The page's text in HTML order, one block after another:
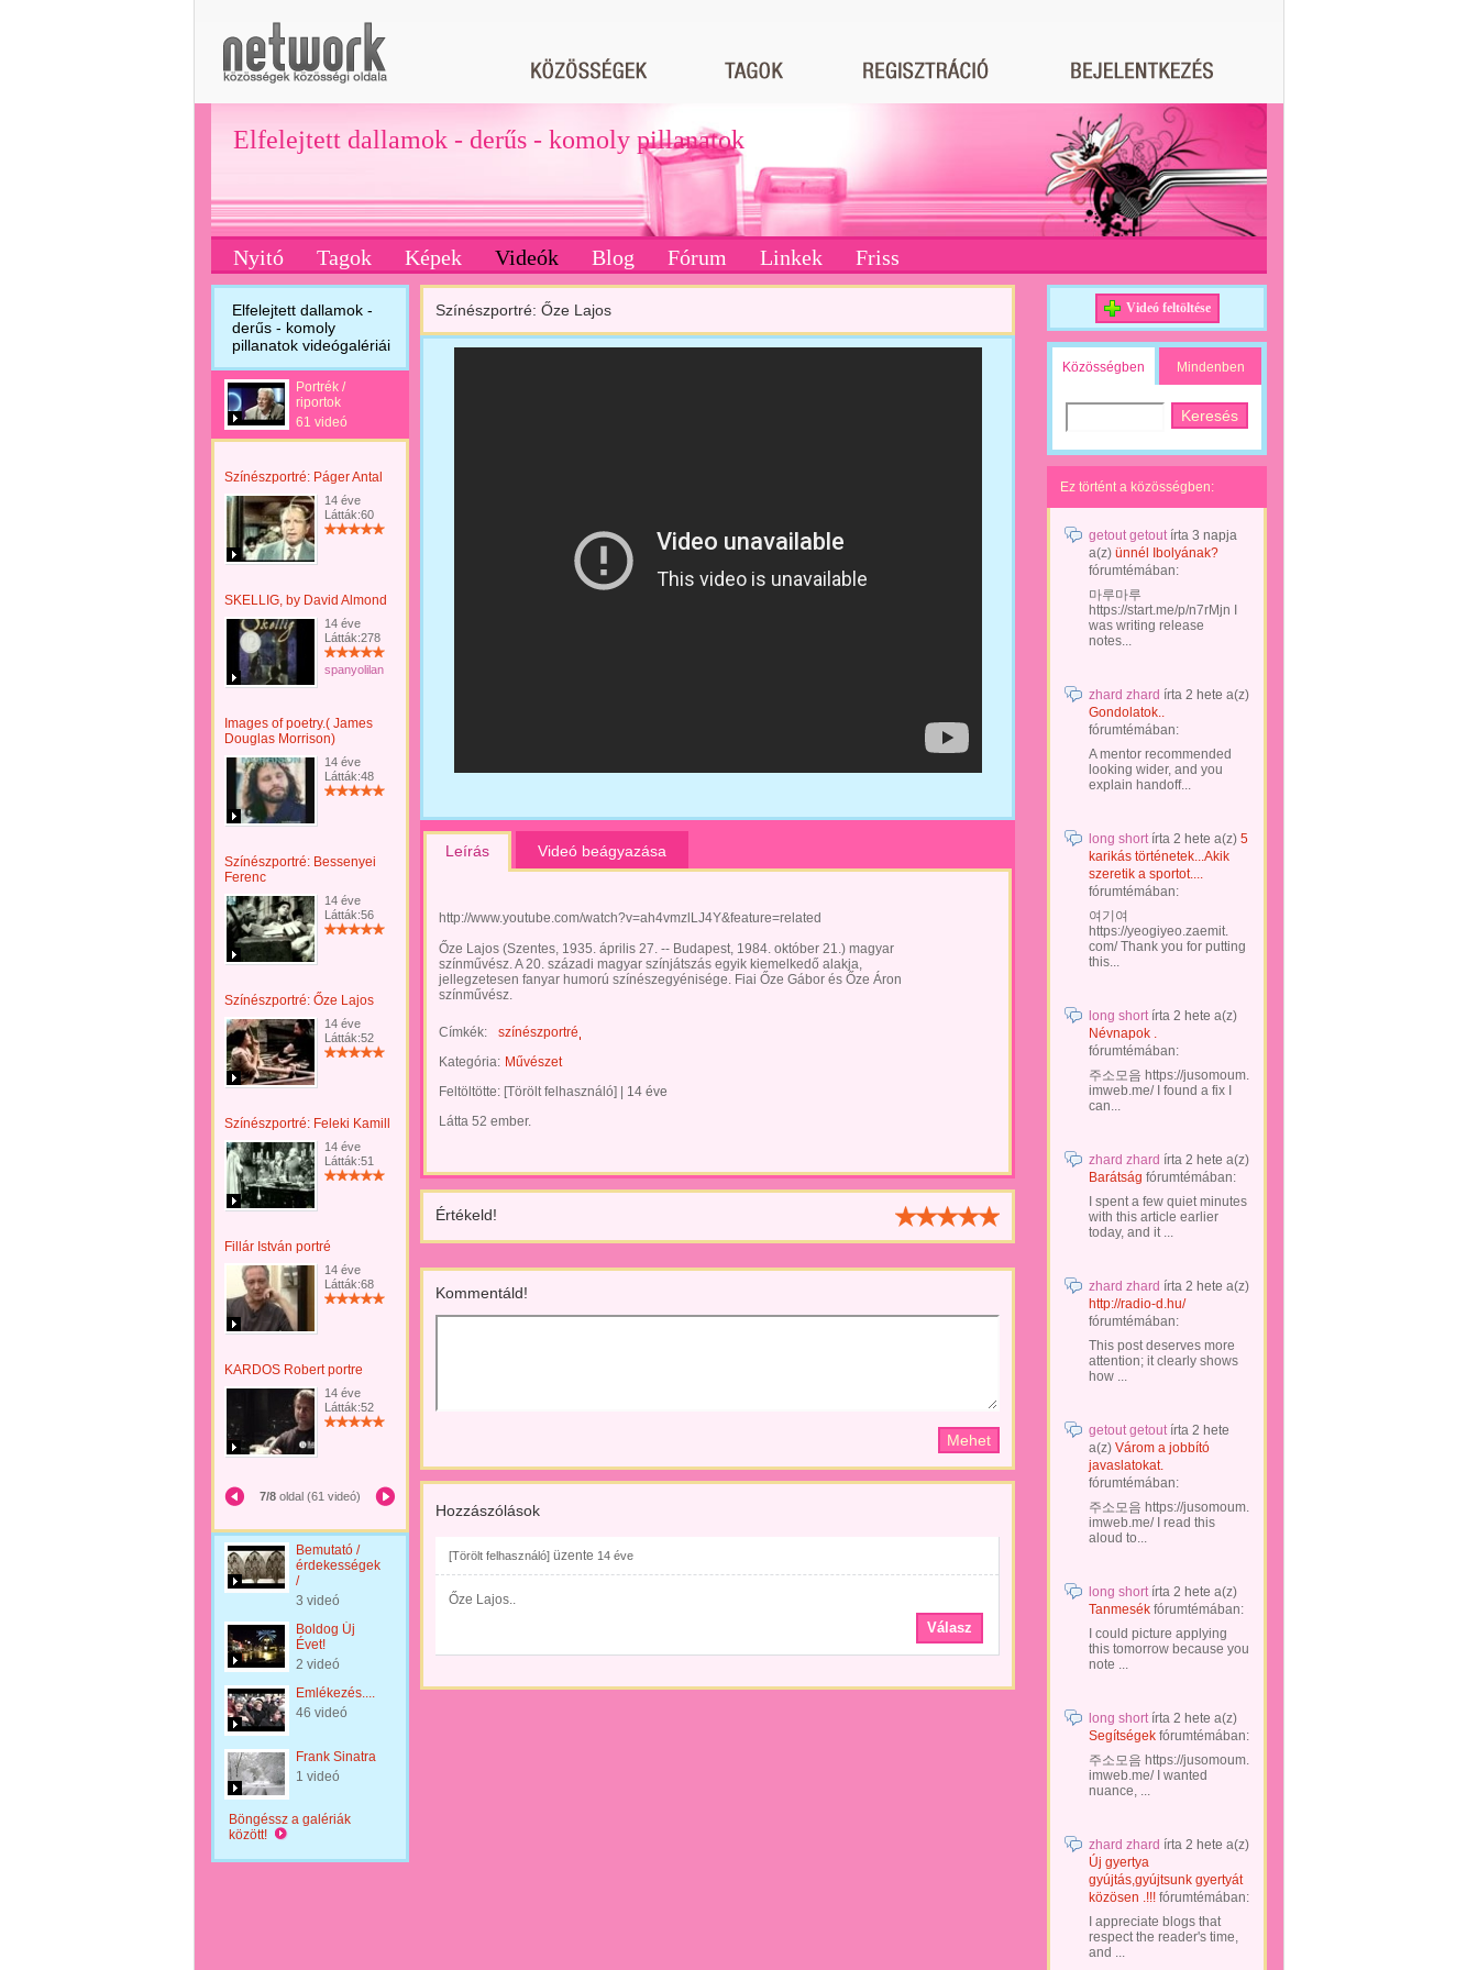
Elfelejtett dallamok - derűs - komoly pillanatok
Nyitó Tagok Képek Videók Blog Fórum Linkek Friss
Elfelejtett dallamok -
derűs - komoly
pillanatok videógalériái
Portrék /
riportok
61 videó
Színészportré: Páger Antal
14 éve
Látták:60
SKELLIG, by David Almond
14 éve
Látták:278
spanyolilan
Images of poetry.( James
Douglas Morrison)
14 éve
Látták:48
Színészportré: Bessenyei
Ferenc
14 éve
Látták:56
Színészportré: Őze Lajos
14 éve
Látták:52
Színészportré: Feleki Kamill
14 éve
Látták:51
Fillár István portré
14 éve
Látták:68
KARDOS Robert portre
14 éve
Látták:52
7/8 oldal (61 videó)
Bemutató /
érdekességek
/
3 videó
Boldog Új
Évet!
2 videó
Emlékezés....
46 videó
Frank Sinatra
1 videó
Böngéssz a galériák
között!
Színészportré: Őze Lajos
Leírás Videó beágyazása
http://www.youtube.com/watch?v=ah4vmzlLJ4Y&feature=related
Őze Lajos (Szentes, 1935. április 27. -- Budapest, 1984. október 21.) magyar
színművész. A 20. századi magyar színjátszás egyik kiemelkedő alakja,
jellegzetesen fanyar humorú színészegyénisége. Fiai Őze Gábor és Őze Áron
színművész.
Címkék:
színészportré
Kategória: Művészet
Feltöltötte: [Törölt felhasználó]
14 éve
Látta 52 ember.
Értékeld!
Kommentáld!
Hozzászólások
[Törölt felhasználó] üzente 14 éve
Őze Lajos..
Válasz
Videó feltöltése
Közösségben Mindenben
Ez történt a közösségben:
getout getoutírta 3 napja
a(z) ünnél Ibolyának?
fórumtémában:
마루마루
https://start.me/p/n7rMjn I
was writing release
notes...
zhard zhard írta 2 hete a(z)
Gondolatok..
fórumtémában:
A mentor recommended
looking wider, and you
explain handoff...
long shortírta 2 hete a(z) 5
karikás történetek...Akik
szeretik a sportot....
fórumtémában:
여기여
https://yeogiyeo.zaemit.
com/ Thank you for putting
this...
long shortírta 2 hete a(z)
Névnapok .
fórumtémában:
주소모음 https://jusomoum.
imweb.me/ I found a fix I
can...
zhard zhard írta 2 hete a(z)
Barátság fórumtémában:
I spent a few quiet minutes
with this article earlier
today, and it ...
zhard zhard írta 2 hete a(z)
http://radio-d.hu/
fórumtémában:
This post deserves more
attention; it clearly shows
how ...
getout getoutírta 2 hete
a(z) Várom a jobbító
javaslatokat.
fórumtémában:
주소모음 https://jusomoum.
imweb.me/ I read this
aloud to...
long shortírta 2 hete a(z)
Tanmesék fórumtémában:
I could picture applying
this tomorrow because you
note ...
long shortírta 2 hete a(z)
Segítségek fórumtémában:
주소모음 https://jusomoum.
imweb.me/ I wanted
nuance, ...
zhard zhard írta 2 hete a(z)
Új gyertya
gyújtás,gyújtsunk gyertyát
közösen .!!! fórumtémában:
I appreciate blogs that
respect the reader's time,
and ...